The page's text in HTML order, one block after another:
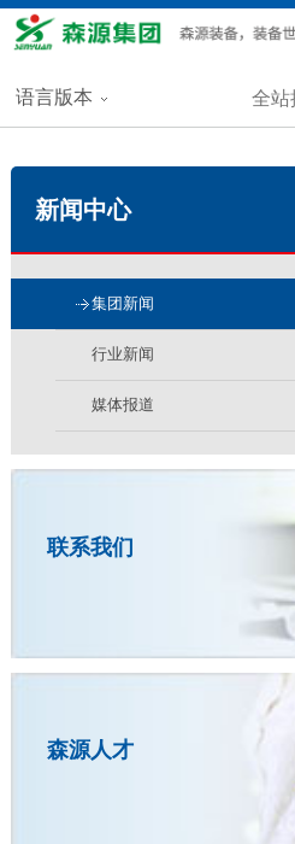
语言版本
新闻中心
集团新闻
行业新闻
媒体报道
联系我们
森源人才